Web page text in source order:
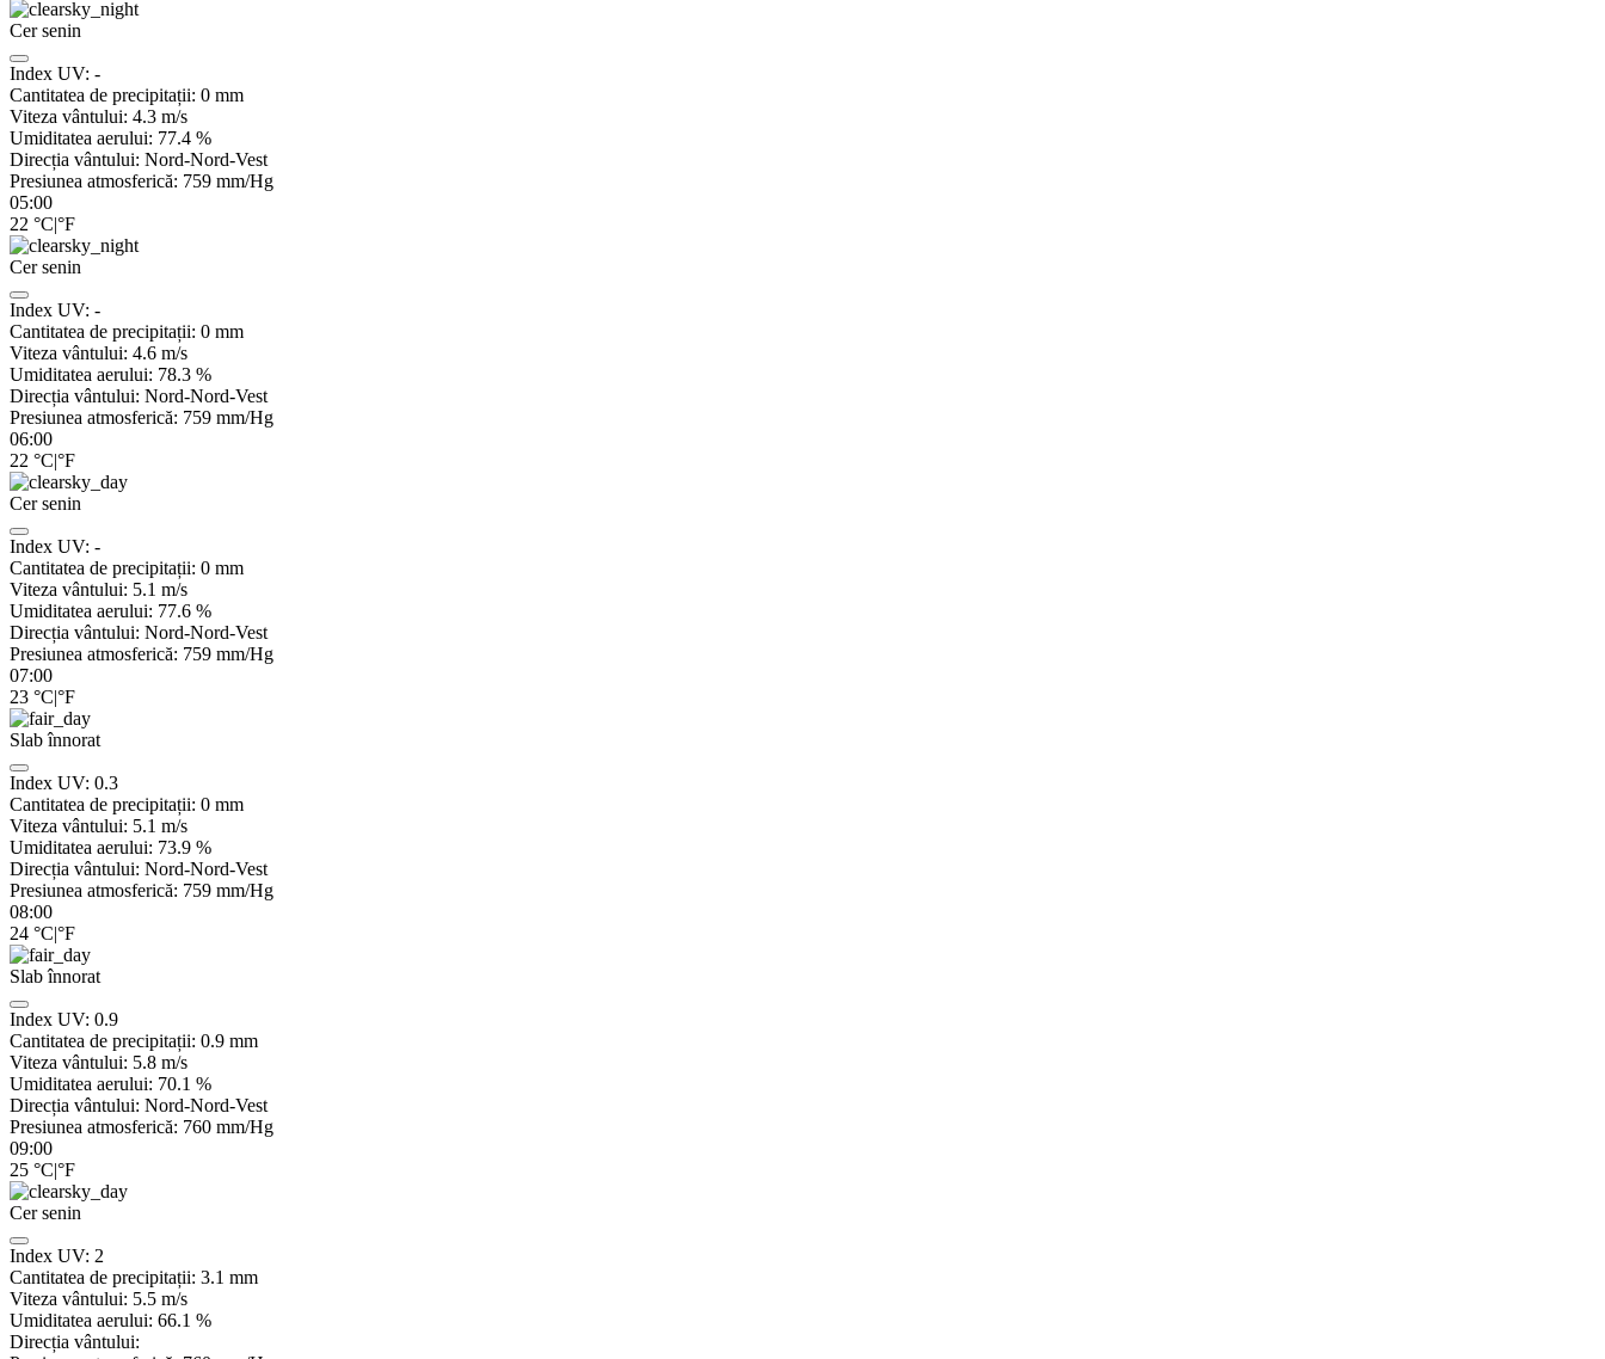
Cer senin
Index UV: -
Cantitatea de precipitații: 0 mm
Viteza vântului: 4.3 m/s
Umiditatea aerului: 77.4 %
Direcția vântului: Nord-Nord-Vest
Presiunea atmosferică: 759 mm/Hg
05:00
22 °C|°F
Cer senin
Index UV: -
Cantitatea de precipitații: 0 mm
Viteza vântului: 4.6 m/s
Umiditatea aerului: 78.3 %
Direcția vântului: Nord-Nord-Vest
Presiunea atmosferică: 759 mm/Hg
06:00
22 °C|°F
Cer senin
Index UV: -
Cantitatea de precipitații: 0 mm
Viteza vântului: 5.1 m/s
Umiditatea aerului: 77.6 %
Direcția vântului: Nord-Nord-Vest
Presiunea atmosferică: 759 mm/Hg
07:00
23 °C|°F
Slab înnorat
Index UV: 0.3
Cantitatea de precipitații: 0 mm
Viteza vântului: 5.1 m/s
Umiditatea aerului: 73.9 %
Direcția vântului: Nord-Nord-Vest
Presiunea atmosferică: 759 mm/Hg
08:00
24 °C|°F
Slab înnorat
Index UV: 0.9
Cantitatea de precipitații: 0.9 mm
Viteza vântului: 5.8 m/s
Umiditatea aerului: 70.1 %
Direcția vântului: Nord-Nord-Vest
Presiunea atmosferică: 760 mm/Hg
09:00
25 °C|°F
Cer senin
Index UV: 2
Cantitatea de precipitații: 3.1 mm
Viteza vântului: 5.5 m/s
Umiditatea aerului: 66.1 %
Direcția vântului: